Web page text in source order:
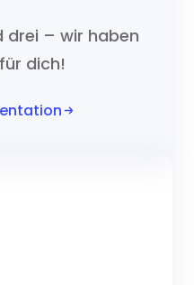
drei – wir haben
dich!